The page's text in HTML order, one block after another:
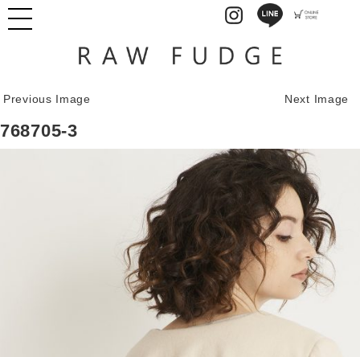
Previous Image Next Image
768705-3